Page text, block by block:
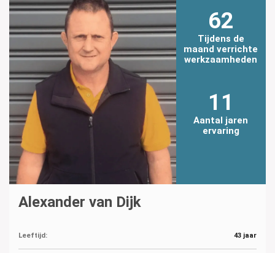
62
Tijdens de
maand verrichte
werkzaamheden
11
Aantal jaren
ervaring
Alexander van Dijk
Leeftijd: 43 jaar